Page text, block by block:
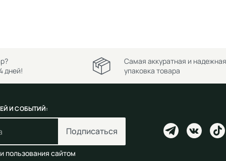
дней!
Самая аккуратная и надежная
упаковка товара
И СОБЫТИЙ:
Подписаться
пользования сайтом